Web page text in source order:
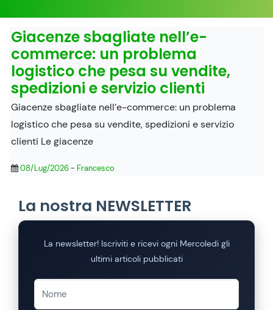
Giacenze sbagliate nell’e-
commerce: un problema
logistico che pesa su vendite,
spedizioni e servizio clienti
Giacenze sbagliate nell’e-commerce: un problema
logistico che pesa su vendite, spedizioni e servizio
clienti Le giacenze
08/Lug/2026- Francesco
La nostra NEWSLETTER
La newsletter! Iscriviti e ricevi ogni Mercoledi gli
ultimi articoli pubblicati